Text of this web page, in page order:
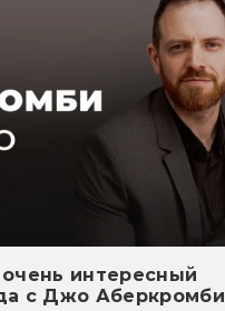
интересный
с Джо Аберкромби